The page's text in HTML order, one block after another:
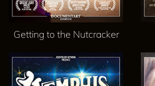
Getting to the Nutcracker